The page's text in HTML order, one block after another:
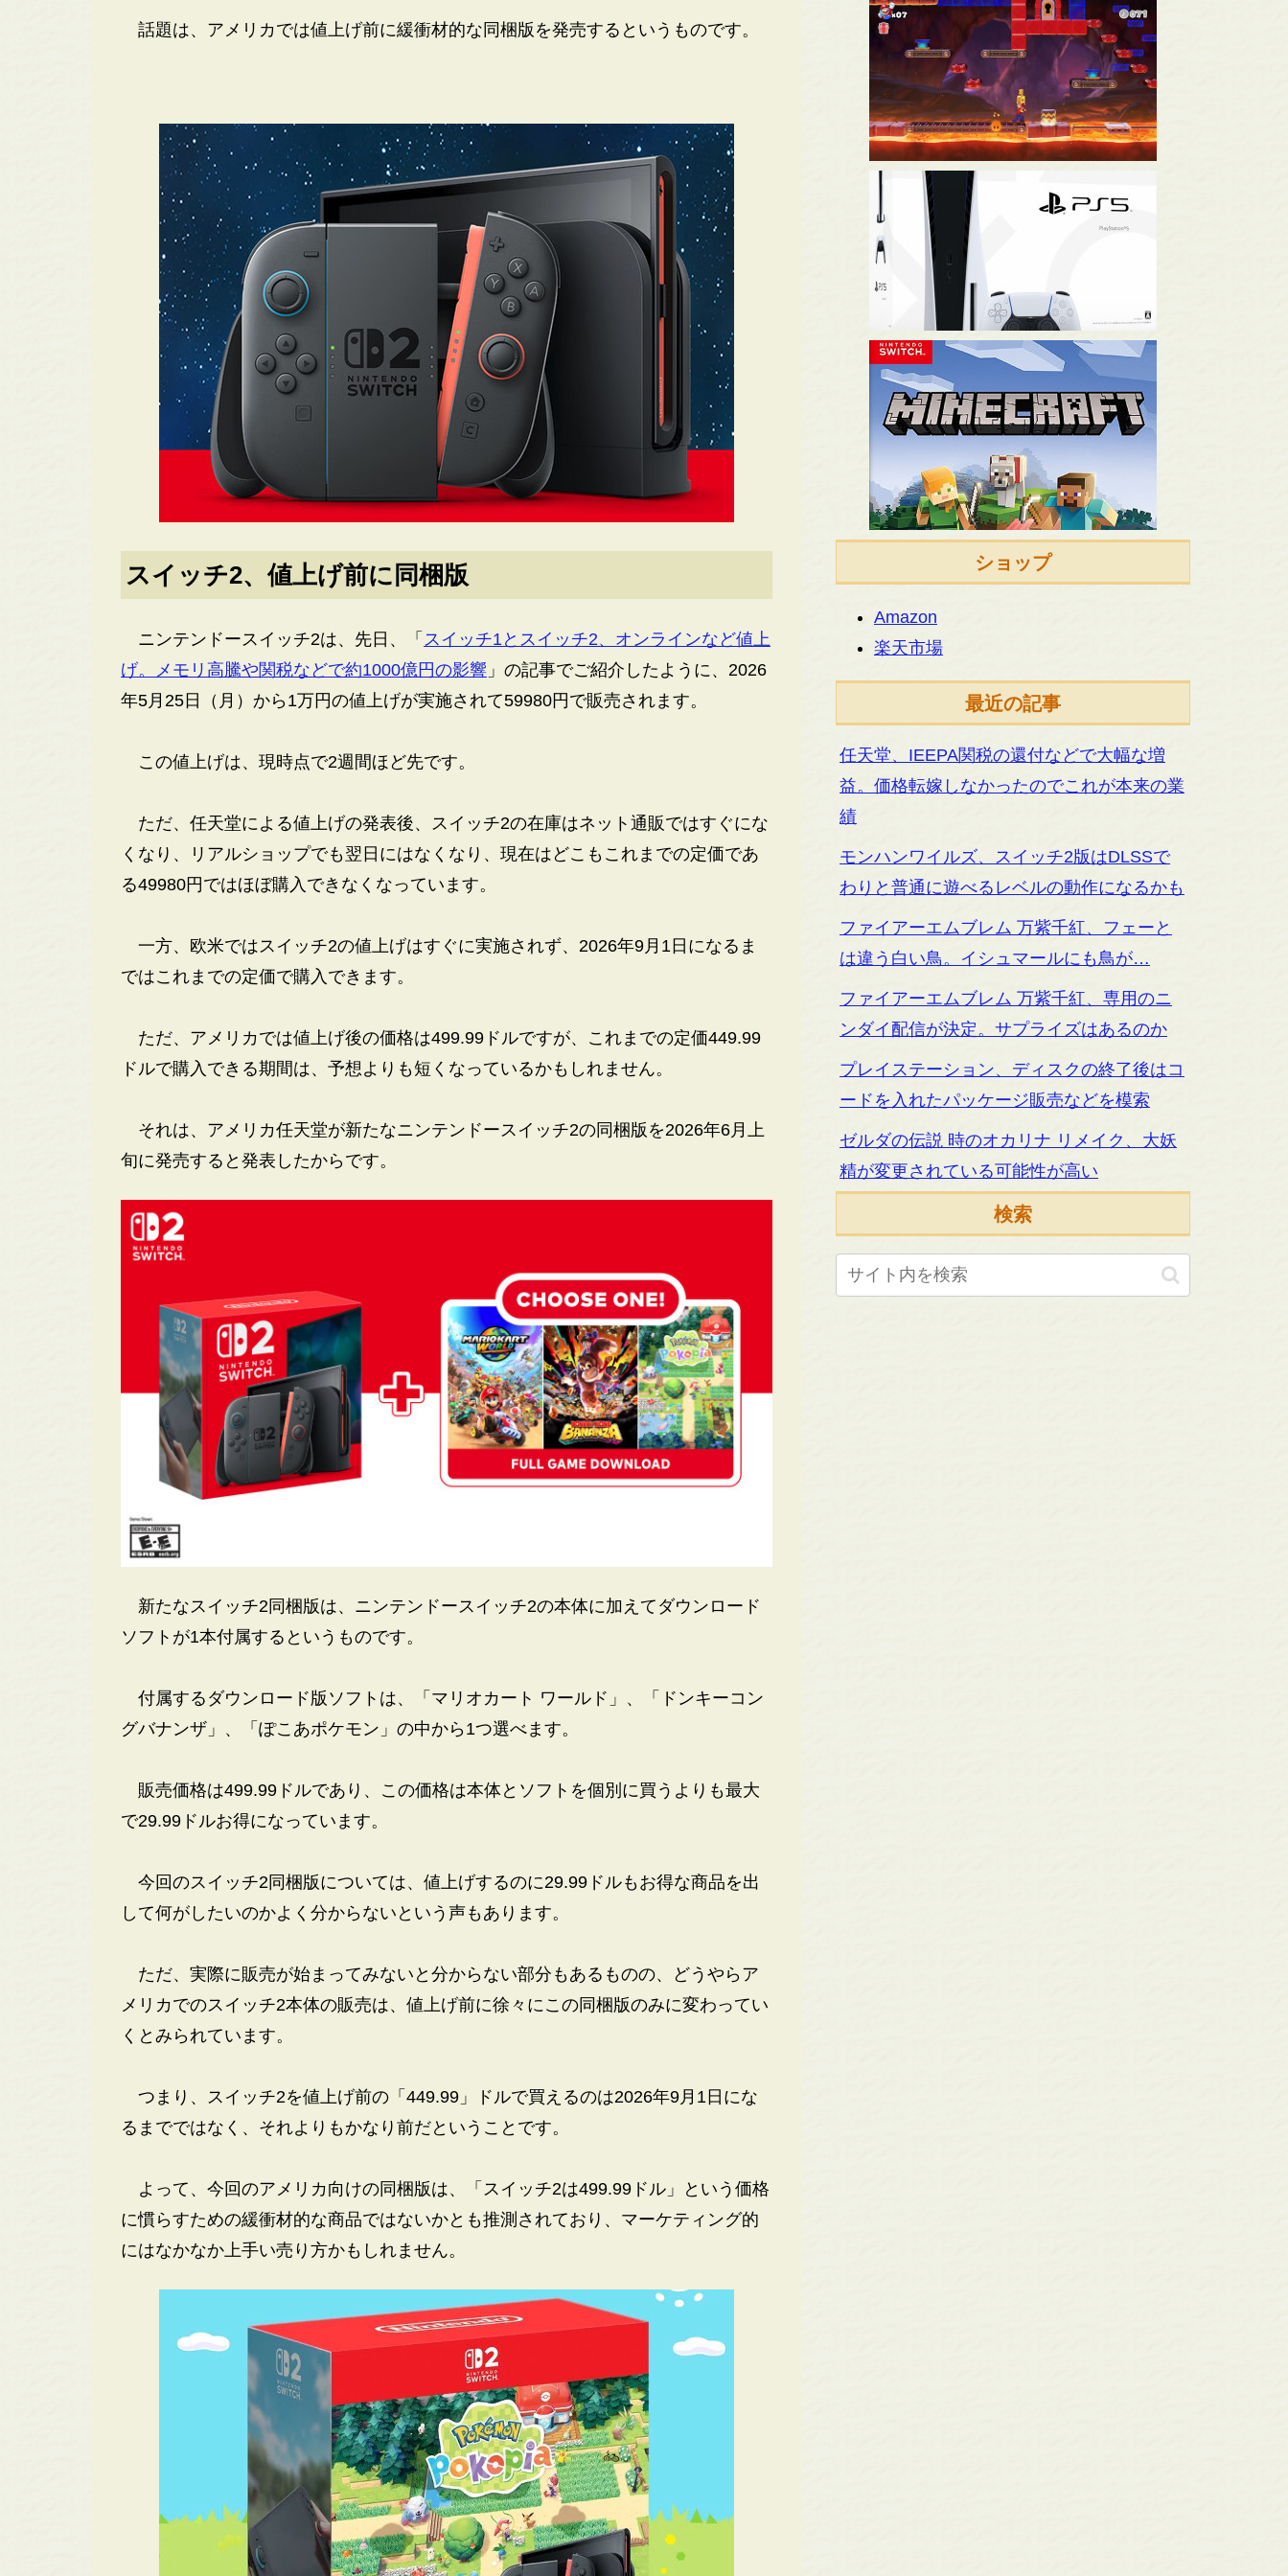
話題は、アメリカでは値上げ前に緩衝材的な同梱版を発売するというものです。
スイッチ2、値上げ前に同梱版
ニンテンドースイッチ2は、先日、「 スイッチ1とスイッチ2、オンラインなど値上
げ。メモリ高騰や関税などで約1000億円の影響 」の記事でご紹介したように、2026
年5月25日（月）から1万円の値上げが実施されて59980円で販売されます。
この値上げは、現時点で2週間ほど先です。
ただ、任天堂による値上げの発表後、スイッチ2の在庫はネット通販ではすぐにな
くなり、リアルショップでも翌日にはなくなり、現在はどこもこれまでの定価であ
る49980円ではほぼ購入できなくなっています。
一方、欧米ではスイッチ2の値上げはすぐに実施されず、2026年9月1日になるま
ではこれまでの定価で購入できます。
ただ、アメリカでは値上げ後の価格は499.99ドルですが、これまでの定価449.99
ドルで購入できる期間は、予想よりも短くなっているかもしれません。
それは、アメリカ任天堂が新たなニンテンドースイッチ2の同梱版を2026年6月上
旬に発売すると発表したからです。
新たなスイッチ2同梱版は、ニンテンドースイッチ2の本体に加えてダウンロード
ソフトが1本付属するというものです。
付属するダウンロード版ソフトは、「マリオカート ワールド」、「ドンキーコン
グバナンザ」、「ぽこあポケモン」の中から1つ選べます。
販売価格は499.99ドルであり、この価格は本体とソフトを個別に買うよりも最大
で29.99ドルお得になっています。
今回のスイッチ2同梱版については、値上げするのに29.99ドルもお得な商品を出
して何がしたいのかよく分からないという声もあります。
ただ、実際に販売が始まってみないと分からない部分もあるものの、どうやらア
メリカでのスイッチ2本体の販売は、値上げ前に徐々にこの同梱版のみに変わってい
くとみられています。
つまり、スイッチ2を値上げ前の「449.99」ドルで買えるのは2026年9月1日にな
るまでではなく、それよりもかなり前だということです。
よって、今回のアメリカ向けの同梱版は、「スイッチ2は499.99ドル」という価格
に慣らすための緩衝材的な商品ではないかとも推測されており、マーケティング的
にはなかなか上手い売り方かもしれません。
ショップ
Amazon
楽天市場
最近の記事
任天堂、IEEPA関税の還付などで大幅な増
益。価格転嫁しなかったのでこれが本来の業
績
モンハンワイルズ、スイッチ2版はDLSSで
わりと普通に遊べるレベルの動作になるかも
ファイアーエムブレム 万紫千紅、フェーと
は違う白い鳥。イシュマールにも鳥が…
ファイアーエムブレム 万紫千紅、専用のニ
ンダイ配信が決定。サプライズはあるのか
プレイステーション、ディスクの終了後はコ
ードを入れたパッケージ販売などを模索
ゼルダの伝説 時のオカリナ リメイク、大妖
精が変更されている可能性が高い
検索